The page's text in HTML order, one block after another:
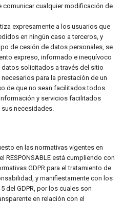
comunicar cualquier modificación de
expresamente a los usuarios que
en ningún caso a terceros, y
de cesión de datos personales, se
expreso, informado e inequívoco
solicitados a través del sitio
para la prestación de un
de que no sean facilitados todos
y servicios facilitados
necesidades.
en las normativas vigentes en
está cumpliendo con
GDPR para el tratamiento de
y manifiestamente con los
del GDPR, por los cuales son
en relación con el